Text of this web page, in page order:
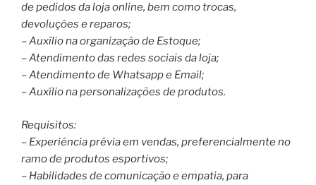
de pedidos da loja online, bem como trocas,
devoluções e reparos;
– Auxílio na organização de Estoque;
– Atendimento das redes sociais da loja;
– Atendimento de Whatsapp e Email;
– Auxílio na personalizações de produtos.
Requisitos:
– Experiência prévia em vendas, preferencialmente no
ramo de produtos esportivos;
– Habilidades de comunicação e empatia, para